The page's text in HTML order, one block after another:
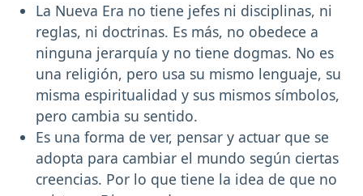
La Nueva Era no tiene jefes ni disciplinas, ni
reglas, ni doctrinas. Es más, no obedece a
ninguna jerarquía y no tiene dogmas. No es
una religión, pero usa su mismo lenguaje, su
misma espiritualidad y sus mismos símbolos,
pero cambia su sentido.
Es una forma de ver, pensar y actuar que se
adopta para cambiar el mundo según ciertas
creencias. Por lo que tiene la idea de que no